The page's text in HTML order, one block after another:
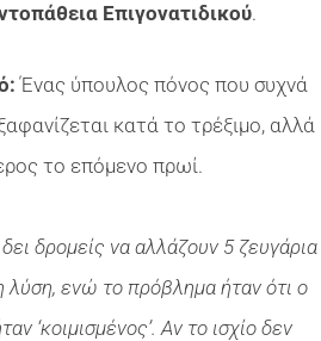
Επιγονατιδικού.
Ένας ύπουλος πόνος που συχνά
κατά το τρέξιμο, αλλά
το επόμενο πρωί.
δρομείς να αλλάζουν 5 ζευγάρια
λύση, ενώ το πρόβλημα ήταν ότι ο
‘κοιμισμένος’. Αν το ισχίο δεν